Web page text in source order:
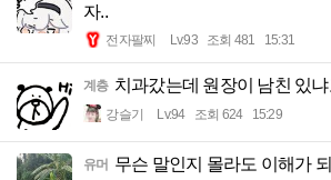
자..
전자팔찌 Lv.93 조회 481 15:31
계층 치과갔는데 원장이 남친 있
강슬기 Lv.94 조회 624 15:29
유머 무슨 말인지 몰라도 이해가